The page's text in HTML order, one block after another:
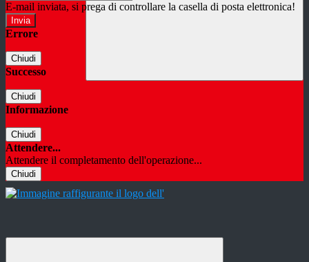
E-mail inviata, si prega di controllare la casella di posta elettronica!
Errore
Chiudi
Successo
Chiudi
Informazione
Chiudi
Attendere...
Attendere il completamento dell'operazione...
Chiudi